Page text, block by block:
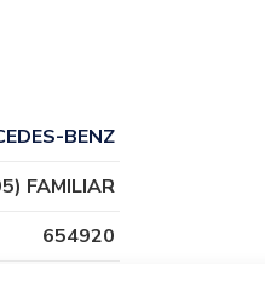
BENZ
FAMILIAR
654920